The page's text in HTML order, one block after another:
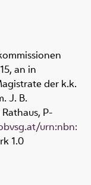
an in
der k.k.
J. B.
P-
urn:nbn:
1.0